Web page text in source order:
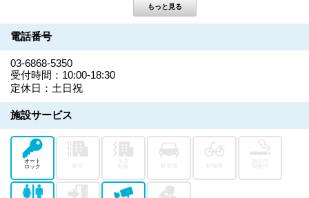
電話番号
03-6868-5350
受付時間：10:00-18:30
定休日：土日祝
施設サービス
オート
ロック